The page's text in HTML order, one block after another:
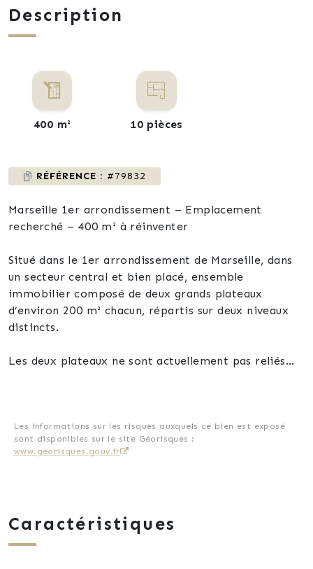
Description
400 m² 10 pièces
RÉFÉRENCE : #79832
Marseille 1er arrondissement – Emplacement
recherché – 400 m² à réinventer
Situé dans le 1er arrondissement de Marseille, dans
un secteur central et bien placé, ensemble
immobilier composé de deux grands plateaux
d’environ 200 m² chacun, répartis sur deux niveaux
distincts.
Les deux plateaux ne sont actuellement pas reliés
Le bien a précédemment été occupé par une école
de mode, ce qui démontre son potentiel pour une
Plusieurs possibilités peuvent être envisagées, sous
réserve des autorisations nécessaires :
Les informations sur les risques auxquels ce bien est exposé
sont disponibles sur le site Géorisques :
www.georisques.gouv.fr
Caractéristiques